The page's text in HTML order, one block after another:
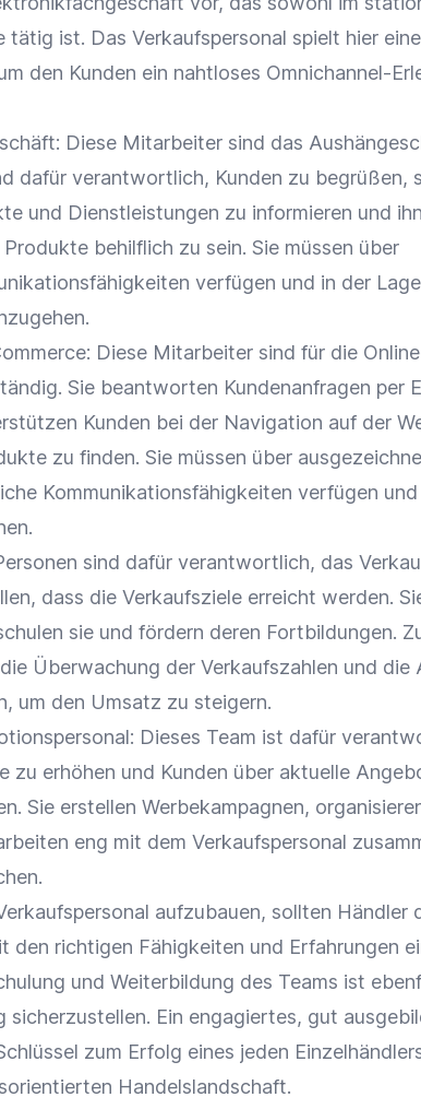
tätig ist. Das Verkaufspersonal spielt hier eine
den Kunden ein nahtloses Omnichannel-
: Diese Mitarbeiter sind das
dafür verantwortlich, Kunden zu begrüßen,
und Dienstleistungen zu informieren und
behilflich zu sein. Sie müssen über
verfügen und in der
: Diese Mitarbeiter sind für die
Sie beantworten Kundenanfragen per
Kunden bei der Navigation auf der
zu finden. Sie müssen über
Kommunikationsfähigkeiten verfügen
sind dafür verantwortlich, das
dass die Verkaufsziele erreicht werden.
sie und fördern deren Fortbildungen.
Überwachung der Verkaufszahlen und die
, um den Umsatz zu steigern.
Dieses Team ist dafür
zu erhöhen und Kunden über aktuelle
Sie erstellen Werbekampagnen,
eng mit dem Verkaufspersonal
aufzubauen, sollten Händler
den richtigen Fähigkeiten und Erfahrungen
und Weiterbildung des Teams ist
sicherzustellen. Ein engagiertes, gut
zum Erfolg eines jeden
Handelslandschaft.